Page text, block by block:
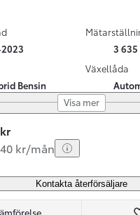
3
Bensin
Växellåda
Visa mer
kr/mån
Kontakta återförsäljare